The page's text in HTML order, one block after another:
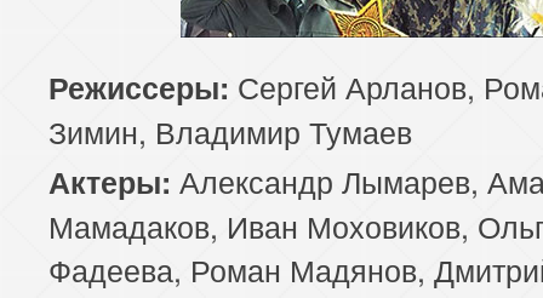
Режиссеры: Сергей Арланов,
Зимин, Владимир Тумаев
Актеры: Александр Лымарев,
Мамадаков, Иван Моховиков,
Фадеева, Роман Мадянов,